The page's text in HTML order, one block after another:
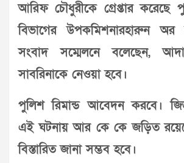
আরিফ চৌধুরীকে গ্রেপ্তার করেছে
বিভাগের উপকমিশনারহারুন অর
সংবাদ সম্মেলনে বলেছেন,
সাবরিনাকে নেওয়া হবে।
পুলিশ রিমান্ড আবেদন করবে।
এই ঘটনায় আর কে কে জড়িত
বিস্তারিত জানা সম্ভব হবে।